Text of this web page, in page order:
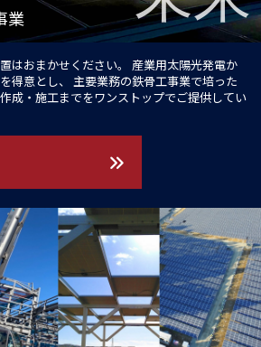
業
はおまかせください。
産業用太陽光発電か
得意とし、
主要業務の鉄骨工事業で培った
成・施工までをワンストップでご提供してい